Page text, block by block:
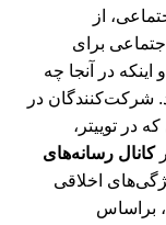
از
برای
در آنجا چه
شرکت‌کنندگان در
در توییتر،
کانال رسانه‌های
اخلاقی
براساس